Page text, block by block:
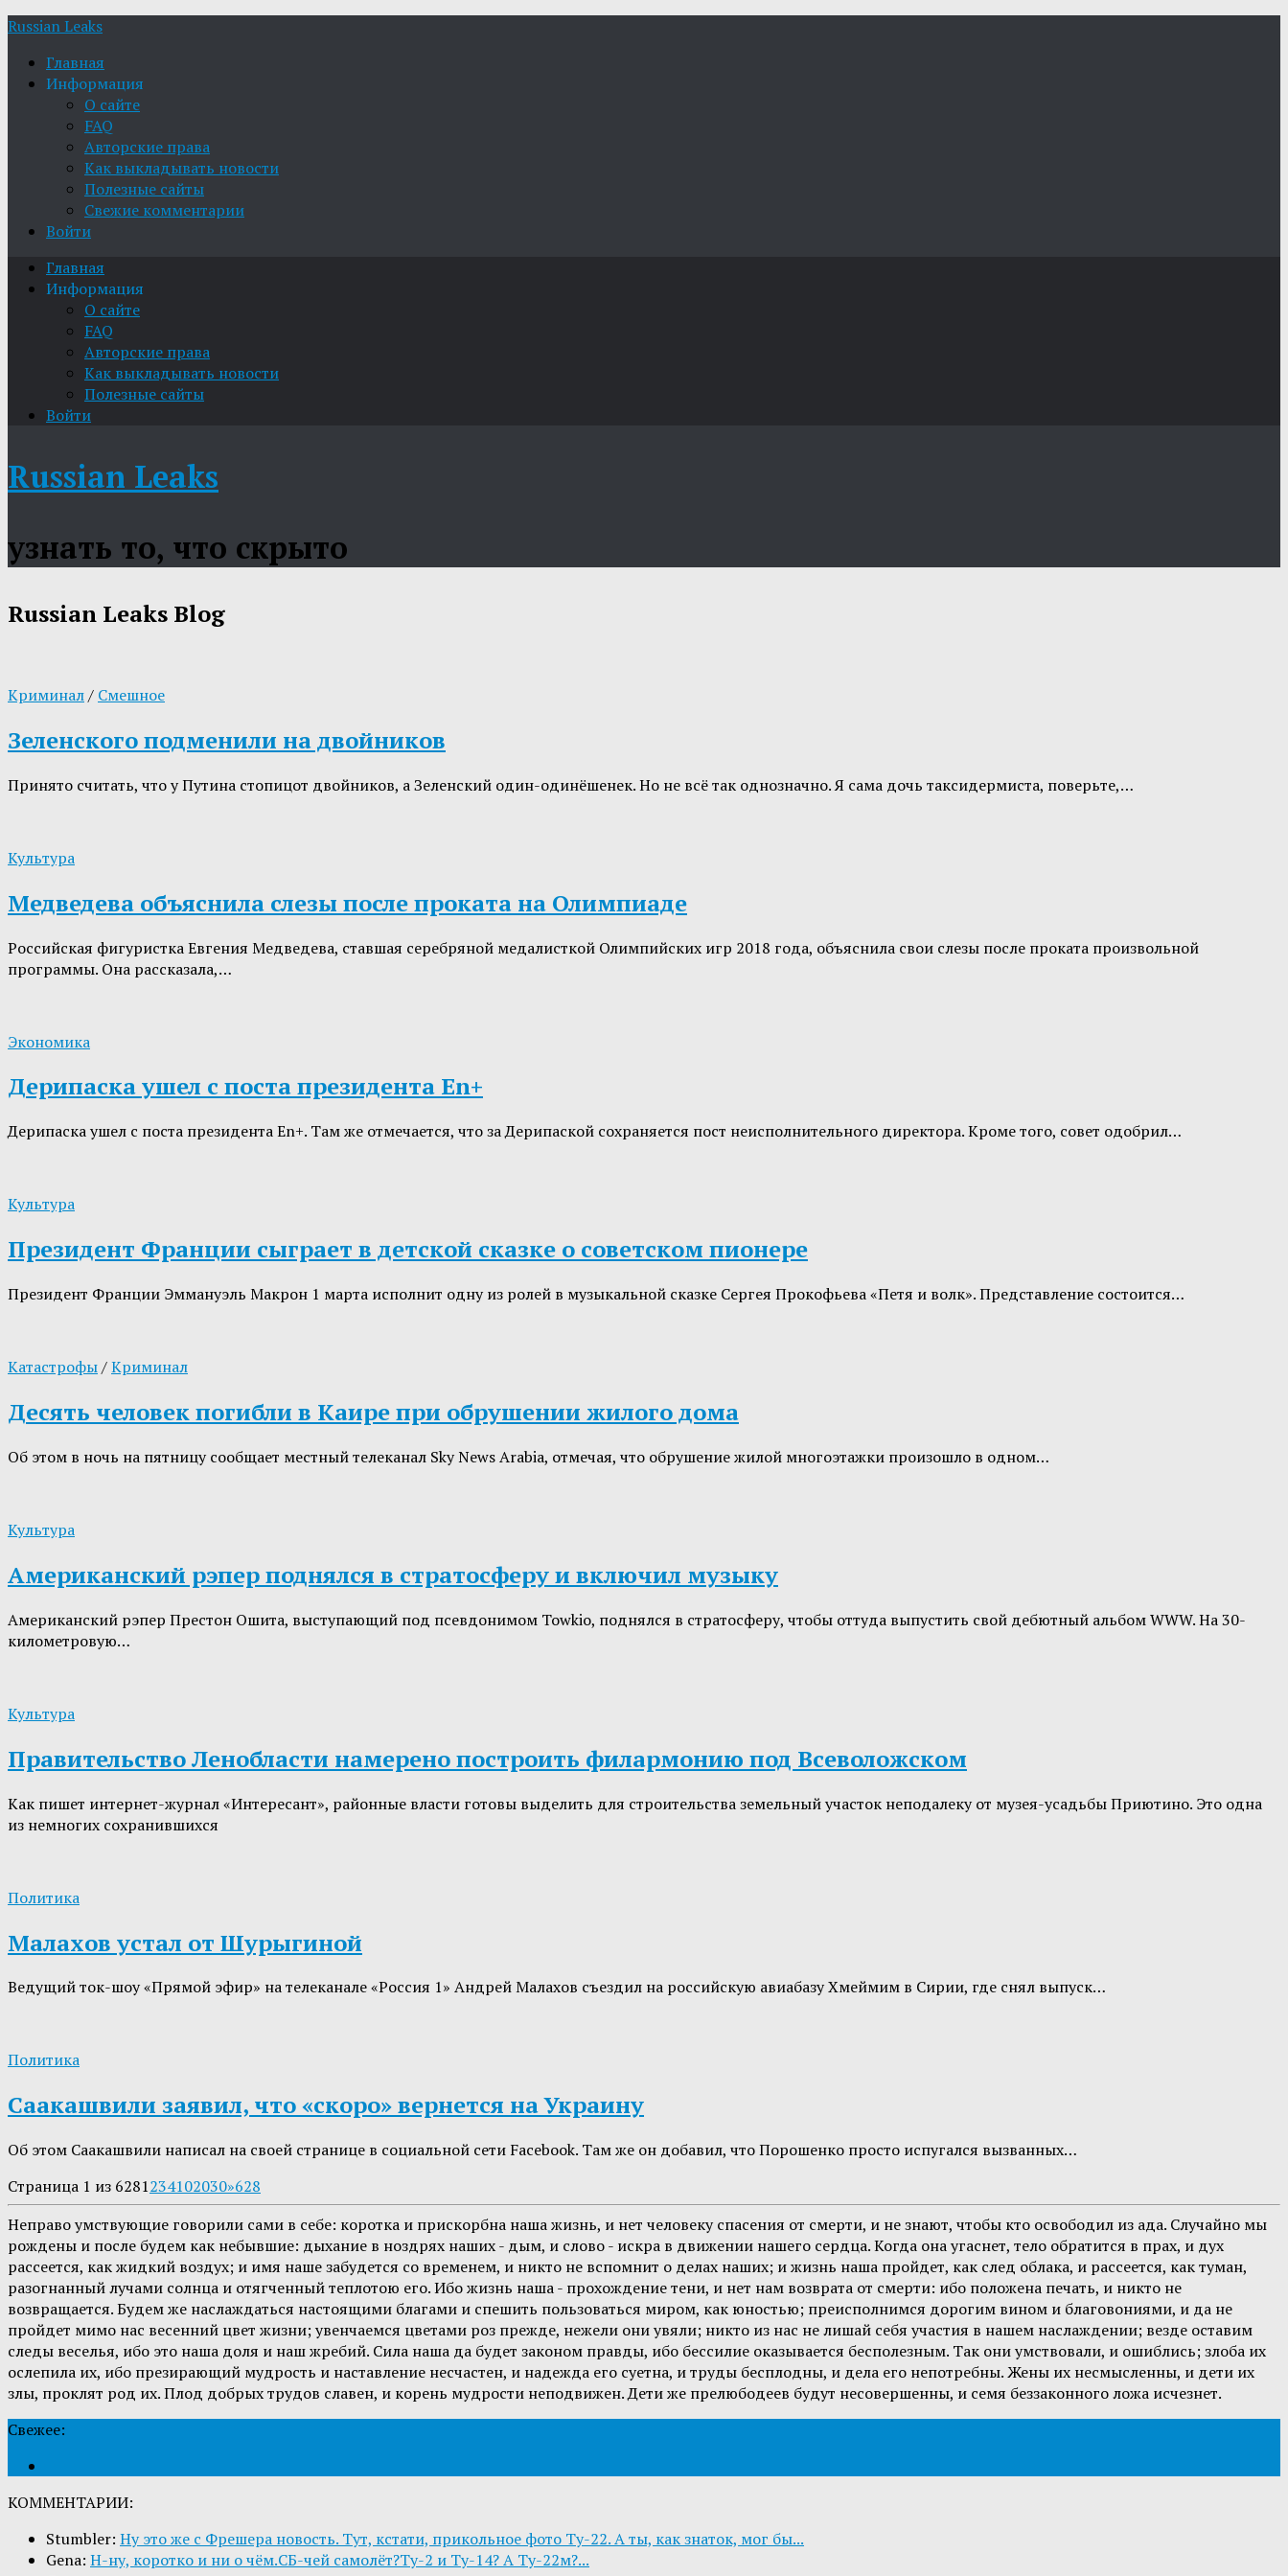
Russian Leaks
Главная
Информация
О сайте
FAQ
Авторские права
Как выкладывать новости
Полезные сайты
Свежие комментарии
Войти
Главная
Информация
О сайте
FAQ
Авторские права
Как выкладывать новости
Полезные сайты
Войти
Russian Leaks
узнать то, что скрыто
Russian Leaks Blog
Криминал/ Смешное
Зеленского подменили на двойников
Принято считать, что у Путина стопицот двойников, а Зеленский один-одинёшенек. Но не всё так однозначно. Я сама дочь таксидермиста, поверьте,…
Культура
Медведева объяснила слезы после проката на Олимпиаде
Российская фигуристка Евгения Медведева, ставшая серебряной медалисткой Олимпийских игр 2018 года, объяснила свои слезы после проката произвольной
программы. Она рассказала,…
Экономика
Дерипаска ушел с поста президента En+
Дерипаска ушел с поста президента En+. Там же отмечается, что за Дерипаской сохраняется пост неисполнительного директора. Кроме того, совет одобрил…
Культура
Президент Франции сыграет в детской сказке о советском пионере
Президент Франции Эммануэль Макрон 1 марта исполнит одну из ролей в музыкальной сказке Сергея Прокофьева «Петя и волк». Представление состоится…
Катастрофы/Криминал
Десять человек погибли в Каире при обрушении жилого дома
Об этом в ночь на пятницу сообщает местный телеканал Sky News Arabia, отмечая, что обрушение жилой многоэтажки произошло в одном…
Культура
Американский рэпер поднялся в стратосферу и включил музыку
Американский рэпер Престон Ошита, выступающий под псевдонимом Towkio, поднялся в стратосферу, чтобы оттуда выпустить свой дебютный альбом WWW. На 30-
километровую…
Культура
Правительство Ленобласти намерено построить филармонию под Всеволожском
Как пишет интернет-журнал «Интересант», районные власти готовы выделить для строительства земельный участок неподалеку от музея-усадьбы Приютино. Это одна
из немногих сохранившихся
Политика
Малахов устал от Шурыгиной
Ведущий ток-шоу «Прямой эфир» на телеканале «Россия 1» Андрей Малахов съездил на российскую авиабазу Хмеймим в Сирии, где снял выпуск…
Политика
Саакашвили заявил, что «скоро» вернется на Украину
Об этом Саакашвили написал на своей странице в социальной сети Facebook. Там же он добавил, что Порошенко просто испугался вызванных…
Страница 1 из 6281234102030»628
Неправо умствующие говорили сами в себе: коротка и прискорбна наша жизнь, и нет человеку спасения от смерти, и не знают, чтобы кто освободил из ада. Случайно мы
рождены и после будем как небывшие: дыхание в ноздрях наших - дым, и слово - искра в движении нашего сердца. Когда она угаснет, тело обратится в прах, и дух
рассеется, как жидкий воздух; и имя наше забудется со временем, и никто не вспомнит о делах наших; и жизнь наша пройдет, как след облака, и рассеется, как туман,
разогнанный лучами солнца и отягченный теплотою его. Ибо жизнь наша - прохождение тени, и нет нам возврата от смерти: ибо положена печать, и никто не
возвращается. Будем же наслаждаться настоящими благами и спешить пользоваться миром, как юностью; преисполнимся дорогим вином и благовониями, и да не
пройдет мимо нас весенний цвет жизни; увенчаемся цветами роз прежде, нежели они увяли; никто из нас не лишай себя участия в нашем наслаждении; везде оставим
следы веселья, ибо это наша доля и наш жребий. Сила наша да будет законом правды, ибо бессилие оказывается бесполезным. Так они умствовали, и ошиблись; злоба их
ослепила их, ибо презирающий мудрость и наставление несчастен, и надежда его суетна, и труды бесплодны, и дела его непотребны. Жены их несмысленны, и дети их
злы, проклят род их. Плод добрых трудов славен, и корень мудрости неподвижен. Дети же прелюбодеев будут несовершенны, и семя беззаконного ложа исчезнет.
Свежее:
КОММЕНТАРИИ:
Stumbler: Ну это же с Фрешера новость. Тут, кстати, прикольное фото Ту-22. А ты, как знаток, мог бы...
Gena: Н-ну, коротко и ни о чём.СБ-чей самолёт?Ту-2 и Ту-14? А Ту-22м?...